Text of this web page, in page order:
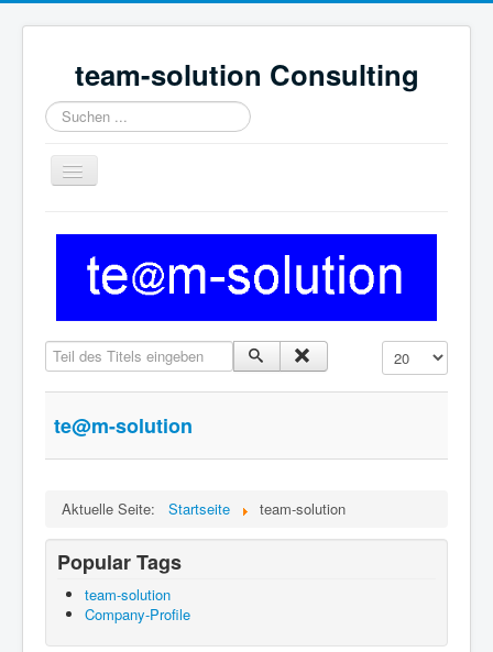
team-solution Consulting
Suchen
...
Toggle
Navigation
Inhalt
Datenschutzerklärung
Impressum
Teil des Titels eingeben Anzeige #
te@m-solution
Aktuelle Seite: Startseite team-solution
Popular Tags
team-solution
Company-Profile